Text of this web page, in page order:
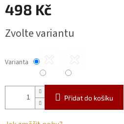
498 Kč
cena:
Zvolte variantu
Varianta
Přidat do košíku